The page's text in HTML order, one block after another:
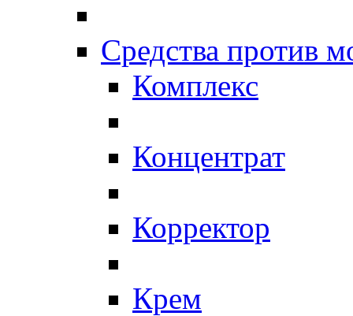
Средства против
Комплекс
Концентрат
Корректор
Крем